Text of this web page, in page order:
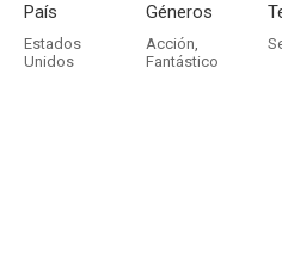
País
Estados
Unidos
Géneros
Acción,
Fantástico